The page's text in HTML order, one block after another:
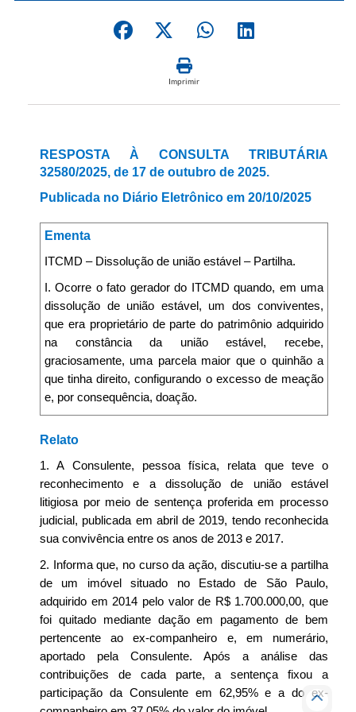
Imprimir
RESPOSTA À CONSULTA TRIBUTÁRIA
32580/2025, de 17 de outubro de 2025.
Publicada no Diário Eletrônico em 20/10/2025
Ementa
ITCMD – Dissolução de união estável – Partilha.
I. Ocorre o fato gerador do ITCMD quando, em uma
dissolução de união estável, um dos conviventes,
que era proprietário de parte do patrimônio adquirido
na constância da união estável, recebe,
graciosamente, uma parcela maior que o quinhão a
que tinha direito, configurando o excesso de meação
e, por consequência, doação.
Relato
1. A Consulente, pessoa física, relata que teve o
reconhecimento e a dissolução de união estável
litigiosa por meio de sentença proferida em processo
judicial, publicada em abril de 2019, tendo reconhecida
sua convivência entre os anos de 2013 e 2017.
2. Informa que, no curso da ação, discutiu-se a partilha
de um imóvel situado no Estado de São Paulo,
adquirido em 2014 pelo valor de R$ 1.700.000,00, que
foi quitado mediante dação em pagamento de bem
pertencente ao ex-companheiro e, em numerário,
aportado pela Consulente. Após a análise das
contribuições de cada parte, a sentença fixou a
participação da Consulente em 62,95% e a do ex-